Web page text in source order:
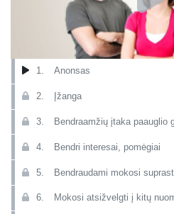
1. Anonsas
2. Įžanga
3. Bendraamžių įtaka paauglio
4. Bendri interesai, pomėgiai
5. Bendraudami mokosi
6. Mokosi atsižvelgti į kitų